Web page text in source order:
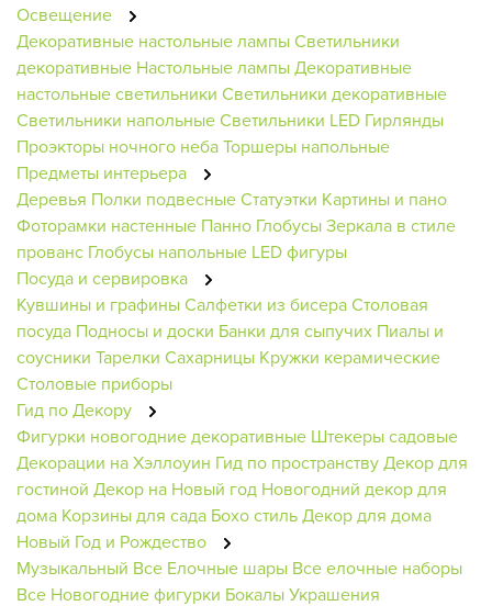
Освещение
Декоративные настольные лампыСветильники
декоративные Настольные лампыДекоративные
настольные светильники Светильники декоративные
Светильники напольныеСветильники LED Гирлянды
Проэкторы ночного небаТоршеры напольные
Предметы интерьера
Деревья Полки подвесныеСтатуэтки Картины и пано
Фоторамки настенные Панно ГлобусыЗеркала в стиле
прованс Глобусы напольные LED фигуры
Посуда и сервировка
Кувшины и графиныСалфетки из бисераСтоловая
посуда Подносы и доски Банки для сыпучих Пиалы и
соусники Тарелки Сахарницы Кружки керамические
Столовые приборы
Гид по Декору
Фигурки новогодние декоративные Штекеры садовые
Декорации на Хэллоуин Гид по пространствуДекор для
гостиной Декор на Новый год Новогодний декор для
дома Корзины для сада Бохо стильДекор для дома
Новый Год и Рождество
Музыкальный Все Елочные шары Все елочные наборы
Все Новогодние фигурки БокалыУкрашения